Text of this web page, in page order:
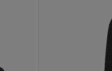
dass du die richtige Größe
Größe gedruckt wird, ist